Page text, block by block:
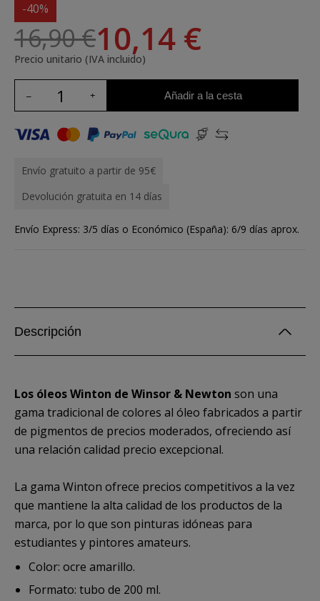
-40%
16,90 €10,14 €
Precio unitario (IVA incluido)
Añadir a la cesta
Envío gratuito a partir de 95€
Devolución gratuita en 14 días
Envío Express: 3/5 días o Económico (España): 6/9 días aprox.
Descripción
Los óleos Winton de Winsor & Newton son una
gama tradicional de colores al óleo fabricados a partir
de pigmentos de precios moderados, ofreciendo así
una relación calidad precio excepcional.
La gama Winton ofrece precios competitivos a la vez
que mantiene la alta calidad de los productos de la
marca, por lo que son pinturas idóneas para
estudiantes y pintores amateurs.
Color: ocre amarillo.
Formato: tubo de 200 ml.